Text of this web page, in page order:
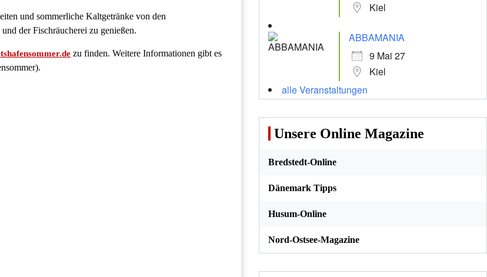
und sommerliche Kaltgetränke von den
der Fischräucherei zu genießen.
zu finden. Weitere Informationen gibt es
Kiel
ABBAMANIA
9 Mai 27
Kiel
alle Veranstaltungen
Unsere Online Magazine
Bredstedt-Online
Dänemark Tipps
Husum-Online
Nord-Ostsee-Magazine